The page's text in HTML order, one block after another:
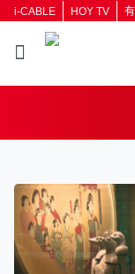
i-CABLE HOY TV